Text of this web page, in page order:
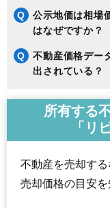
Q
公示地価は相場
はなぜですか？
Q
不動産価格デー
出されている？
所有する
「リ
不動産を売却す
売却価格の目安を